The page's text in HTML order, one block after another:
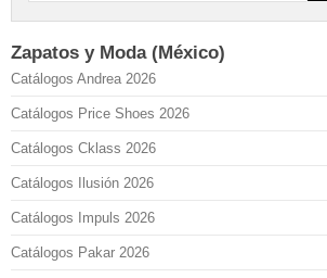
Zapatos y Moda (México)
Catálogos Andrea 2026
Catálogos Price Shoes 2026
Catálogos Cklass 2026
Catálogos Ilusión 2026
Catálogos Impuls 2026
Catálogos Pakar 2026